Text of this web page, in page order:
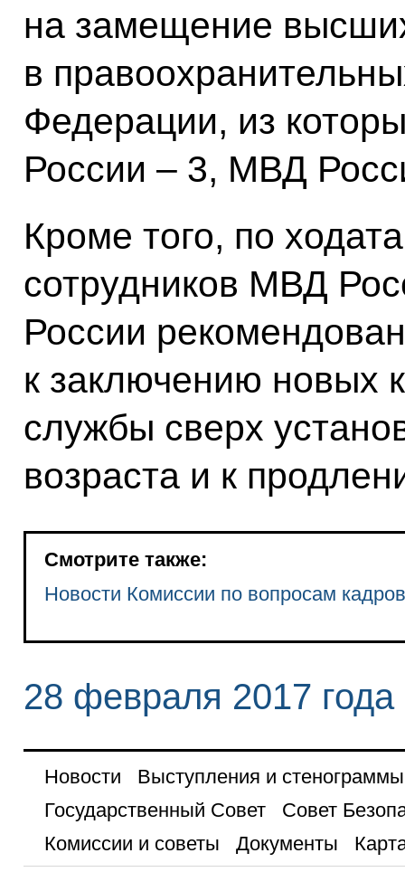
на замещение
в
Федерации, из
России – 3, МВД
Кроме того, по
сотрудников МВД
России
к заключению новых
службы сверх
возраста и к
Смотрите также:
Новости Комиссии по вопросам
28 февраля 2017 года
Новости
Выступления и стенограммы
Государственный Совет
Совет
Комиссии и советы
Документы